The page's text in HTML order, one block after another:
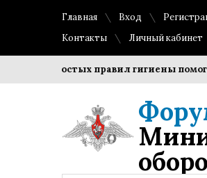
Главная Вход
Контакты
Личный кабинет
простых правил гигиены помогает